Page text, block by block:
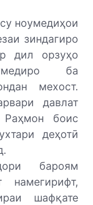
ноумедиҳои
зиндагиро
дил орзуҳо
ба
мехост.
давлат
боис
деҳотӣ
бароям
намегирифт,
шафқате